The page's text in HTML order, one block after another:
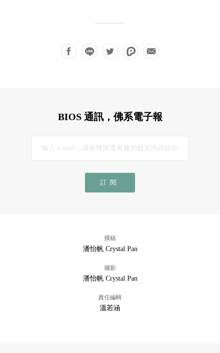
BIOS 通訊，佛系電子報
訂閱
撰稿
潘怡帆 Crystal Pan
攝影
潘怡帆 Crystal Pan
責任編輯
溫若涵